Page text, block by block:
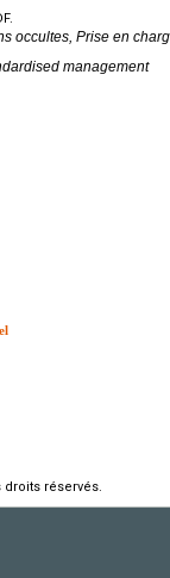
occultes, Prise en
management
droits réservés.